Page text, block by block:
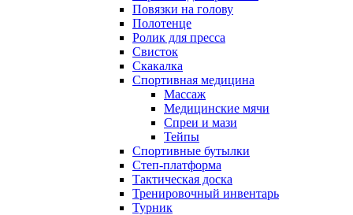
Повязки на голову
Полотенце
Ролик для пресса
Свисток
Скакалка
Спортивная медицина
Массаж
Медицинские мячи
Спреи и мази
Тейпы
Спортивные бутылки
Степ-платформа
Тактическая доска
Тренировочный инвентарь
Турник